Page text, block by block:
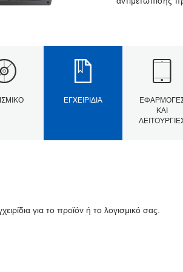
ΕΓΧΕΙΡΊΔΙΑ
ΚΑΙ
για το προϊόν ή το λογισμικό σας.